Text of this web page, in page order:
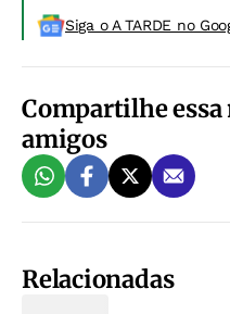
Siga o A TARDE no
Compartilhe
amigos
Relacionadas